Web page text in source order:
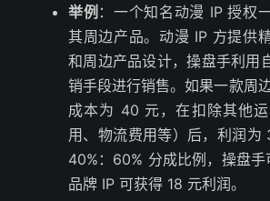
举例 ：一个知名动漫 IP 授权
其周边产品。动漫 IP 方提供
和周边产品设计，操盘手利用
销手段进行销售。如果一款周
成本为 40 元，在扣除其他
用、物流费用等）后，利润为
40%：60% 分成比例，操盘手
品牌 IP 可获得 18 元利润。